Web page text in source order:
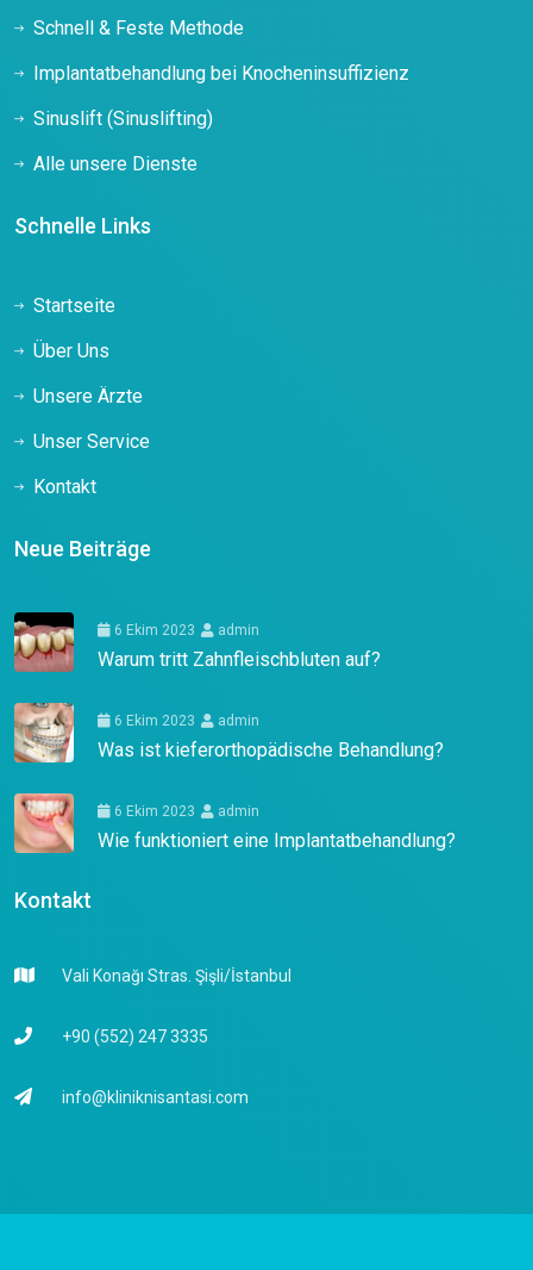
Schnell & Feste Methode
Implantatbehandlung bei Knocheninsuffizienz
Sinuslift (Sinuslifting)
Alle unsere Dienste
Schnelle Links
Startseite
Über Uns
Unsere Ärzte
Unser Service
Kontakt
Neue Beiträge
6 Ekim 2023 admin
Warum tritt Zahnfleischbluten auf?
6 Ekim 2023 admin
Was ist kieferorthopädische Behandlung?
6 Ekim 2023 admin
Wie funktioniert eine Implantatbehandlung?
Kontakt
Vali Konağı Stras. Şişli/İstanbul
+90 (552) 247 3335
info@kliniknisantasi.com